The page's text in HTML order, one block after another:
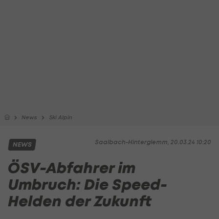
News Ski Alpin
Saalbach-Hinterglemm, 20.03.24 10:20
NEWS
ÖSV-Abfahrer im
Umbruch: Die Speed-
Helden der Zukunft